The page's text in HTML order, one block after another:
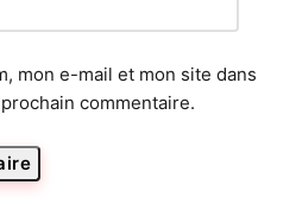
mon e-mail et mon site dans
commentaire.